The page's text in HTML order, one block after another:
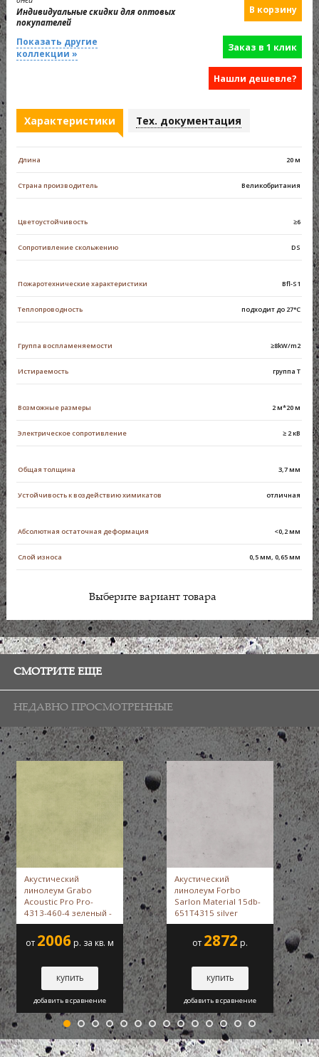
Индивидуальные скидки для оптовых
покупателей
Показать другие
коллекции »
Заказ в 1 клик
Нашли дешевле?
Характеристики Тех. документация
Длина 20 м
Страна производитель Великобритания
Цветоустойчивость ≥6
Сопротивление скольжению DS
Пожаротехнические характеристики Bfl-S1
Теплопроводность подходит до 27°C
Группа воспламеняемости ≥8kW/m2
Истираемость группа Т
Возможные размеры 2 м*20 м
Электрическое сопротивление ≥ 2 кВ
Общая толщина 3,7 мм
Устойчивость к воздействию химикатов отличная
Абсолютная остаточная деформация <0,2 мм
Слой износа 0,5 мм, 0,65 мм
Выберите вариант товара
СМОТРИТЕ ЕЩЕ
НЕДАВНО ПРОСМОТРЕННЫЕ
Акустический
линолеум Grabo
Acoustic Pro Pro-
4313-460-4 зеленый -
Grabo
от 2006 р. за кв. м
купить
добавить в сравнение
Акустический
линолеум Forbo
Sarlon Material 15db-
651T4315 silver
slabstone -Forbo
от 2872 р.
купить
добавить в сравнение